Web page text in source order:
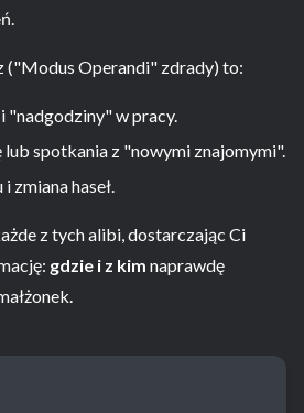
("Modus Operandi" zdrady) to:
"nadgodziny" w pracy.
lub spotkania z "nowymi znajomymi".
zmiana haseł.
z tych alibi, dostarczając Ci
gdzie i z kim naprawdę